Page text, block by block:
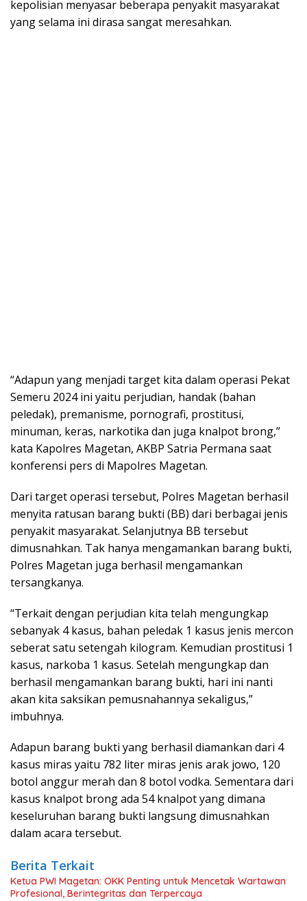
kepolisian menyasar beberapa penyakit masyarakat
yang selama ini dirasa sangat meresahkan.
“Adapun yang menjadi target kita dalam operasi Pekat
Semeru 2024 ini yaitu perjudian, handak (bahan
peledak), premanisme, pornografi, prostitusi,
minuman, keras, narkotika dan juga knalpot brong,”
kata Kapolres Magetan, AKBP Satria Permana saat
konferensi pers di Mapolres Magetan.
Dari target operasi tersebut, Polres Magetan berhasil
menyita ratusan barang bukti (BB) dari berbagai jenis
penyakit masyarakat. Selanjutnya BB tersebut
dimusnahkan. Tak hanya mengamankan barang bukti,
Polres Magetan juga berhasil mengamankan
tersangkanya.
“Terkait dengan perjudian kita telah mengungkap
sebanyak 4 kasus, bahan peledak 1 kasus jenis mercon
seberat satu setengah kilogram. Kemudian prostitusi 1
kasus, narkoba 1 kasus. Setelah mengungkap dan
berhasil mengamankan barang bukti, hari ini nanti
akan kita saksikan pemusnahannya sekaligus,”
imbuhnya.
Adapun barang bukti yang berhasil diamankan dari 4
kasus miras yaitu 782 liter miras jenis arak jowo, 120
botol anggur merah dan 8 botol vodka. Sementara dari
kasus knalpot brong ada 54 knalpot yang dimana
keseluruhan barang bukti langsung dimusnahkan
dalam acara tersebut.
Berita Terkait
Ketua PWI Magetan: OKK Penting untuk Mencetak Wartawan
Profesional, Berintegritas dan Terpercaya